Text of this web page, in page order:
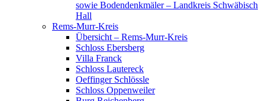
sowie Bodendenkmäler – Landkreis Schwäbisch
Hall
Rems-Murr-Kreis
Übersicht – Rems-Murr-Kreis
Schloss Ebersberg
Villa Franck
Schloss Lautereck
Oeffinger Schlössle
Schloss Oppenweiler